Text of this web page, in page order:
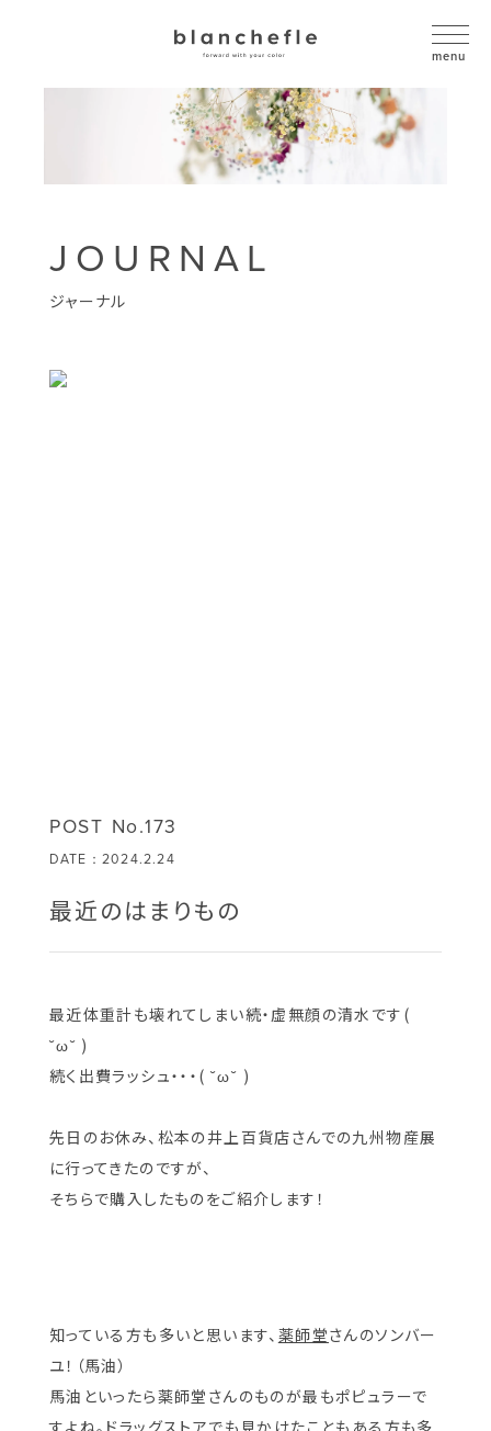
JOURNAL
ジャーナル
POST No.173
DATE：2024.2.24
最近のはまりもの
最近体重計も壊れてしまい続・虚無顔の清水です(
˘ω˘ )
続く出費ラッシュ・・・( ˘ω˘ )
先日のお休み、松本の井上百貨店さんでの九州物産展
に行ってきたのですが、
そちらで購入したものをご紹介します！
知っている方も多いと思います、 薬師堂さんのソンバー
ユ！（馬油）
馬油といったら薬師堂さんのものが最もポピュラーで